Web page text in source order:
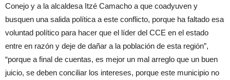
Conejo y a la alcaldesa Itzé Camacho a que coadyuven y
busquen una salida política a este conflicto, porque ha faltado esa
voluntad político para hacer que el líder del CCE en el estado
entre en razón y deje de dañar a la población de esta región”,
“porque a final de cuentas, es mejor un mal arreglo que un buen
juicio, se deben conciliar los intereses, porque este municipio no